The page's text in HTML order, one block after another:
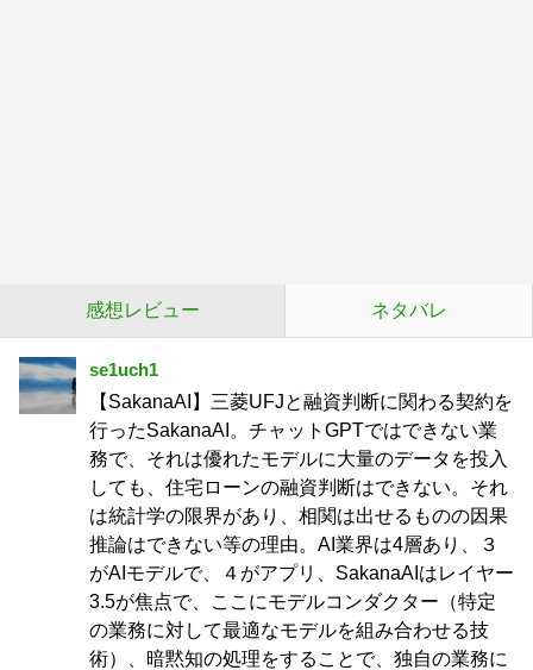
感想レビュー ネタバレ
se1uch1
【SakanaAI】三菱UFJと融資判断に関わる契約を
行ったSakanaAI。チャットGPTではできない業
務で、それは優れたモデルに大量のデータを投入
しても、住宅ローンの融資判断はできない。それ
は統計学の限界があり、相関は出せるものの因果
推論はできない等の理由。AI業界は4層あり、３
がAIモデルで、４がアプリ、SakanaAIはレイヤー
3.5が焦点で、ここにモデルコンダクター（特定
の業務に対して最適なモデルを組み合わせる技
術）、暗黙知の処理をすることで、独自の業務に